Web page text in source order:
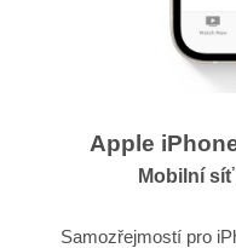
Apple
Mobilní
Samozřejmostí pro